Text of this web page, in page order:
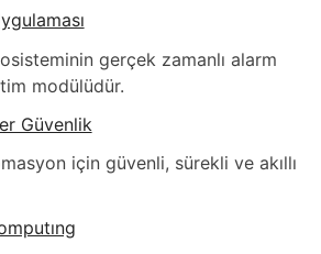
gerçek zamanlı alarm
modülüdür.
Güvenlik
için güvenli, sürekli ve akıllı